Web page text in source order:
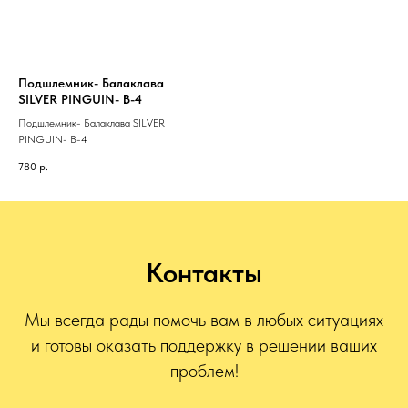
Подшлемник- Балаклава
SILVER PINGUIN- B-4
Подшлемник- Балаклава SILVER
PINGUIN- B-4
780 р.
Контакты
Мы всегда рады помочь вам в любых ситуациях
и готовы оказать поддержку в решении ваших
проблем!